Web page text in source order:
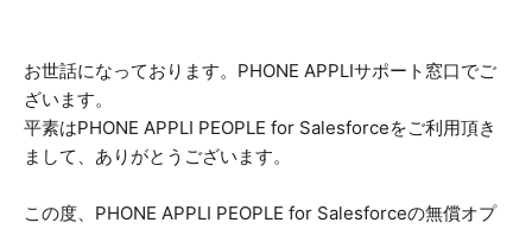
お世話になっております。PHONE APPLIサポート窓口でご
ざいます。
平素はPHONE APPLI PEOPLE for Salesforceをご利用頂き
まして、ありがとうございます。
この度、PHONE APPLI PEOPLE for Salesforceの無償オプ